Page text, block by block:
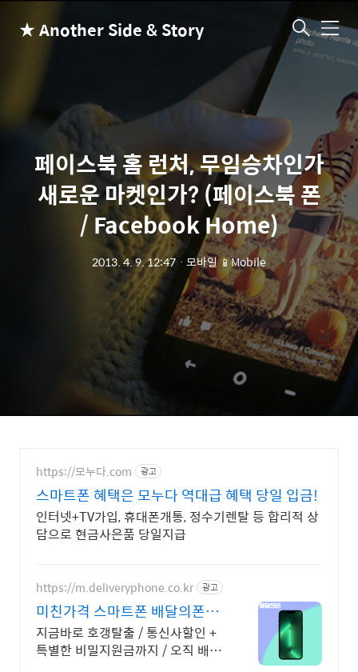
★ Another Side & Story 메
뉴
페이스북 홈 런처, 무임승차인가
새로운 마켓인가? (페이스북 폰
/ Facebook Home)
2013. 4. 9. 12:47 ㆍ 모바일 📱Mobile
https://모누다.com 광고
스마트폰 혜택은 모누다 역대급 혜택 당일 입금!
인터넷+TV가입, 휴대폰개통, 정수기렌탈 등 합리적 상
담으로 현금사은품 당일지급
https://m.deliveryphone.co.kr 광고
미친가격 스마트폰 배달의폰
Secret 비밀지원금!
지금바로 호갱탈출 / 통신사할인 +
특별한 비밀지원금까지 / 오직 배달